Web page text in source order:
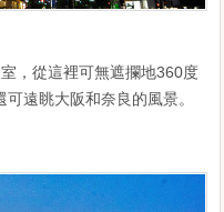
從這裡可無遮攔地360度
遠眺大阪和奈良的風景。